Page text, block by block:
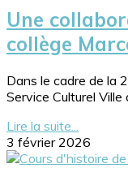
Une
collège
Dans le cadre de la
Service Culturel Ville
Lire la suite...
3 février 2026